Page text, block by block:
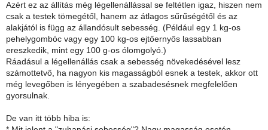
Azért ez az állítás még légellenállással se feltétlen igaz, hiszen nem
csak a testek tömegétől, hanem az átlagos sűrűségétől és az
alakjától is függ az állandósult sebesség. (Például egy 1 kg-os
pehelygombóc vagy egy 100 kg-os ejtőernyős lassabban
ereszkedik, mint egy 100 g-os ólomgolyó.)
Ráadásul a légellenállás csak a sebesség növekedésével lesz
számottetvő, ha nagyon kis magasságból esnek a testek, akkor ott
még levegőben is lényegében a szabadesésnek megfelelően
gyorsulnak.
De van itt több hiba is: